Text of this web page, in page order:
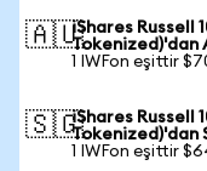
🇦🇺iShares Russell
Tokenized)'dan
1 IWFon eşittir
🇸🇬iShares Russell
Tokenized)'dan
1 IWFon eşittir